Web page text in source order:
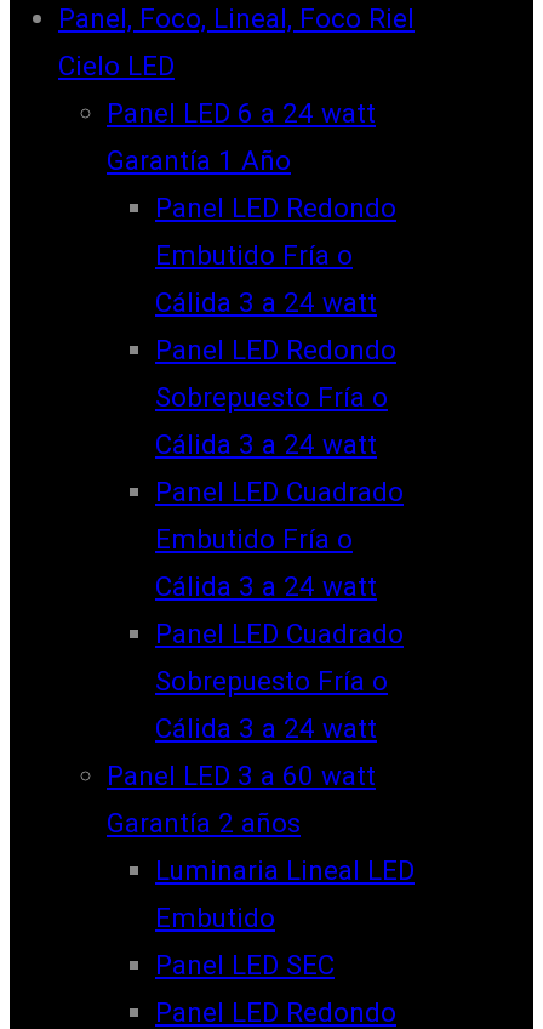
Panel, Foco, Lineal, Foco Riel
Cielo LED
Panel LED 6 a 24 watt
Garantía 1 Año
Panel LED Redondo
Embutido Fría o
Cálida 3 a 24 watt
Panel LED Redondo
Sobrepuesto Fría o
Cálida 3 a 24 watt
Panel LED Cuadrado
Embutido Fría o
Cálida 3 a 24 watt
Panel LED Cuadrado
Sobrepuesto Fría o
Cálida 3 a 24 watt
Panel LED 3 a 60 watt
Garantía 2 años
Luminaria Lineal LED
Embutido
Panel LED SEC
Panel LED Redondo